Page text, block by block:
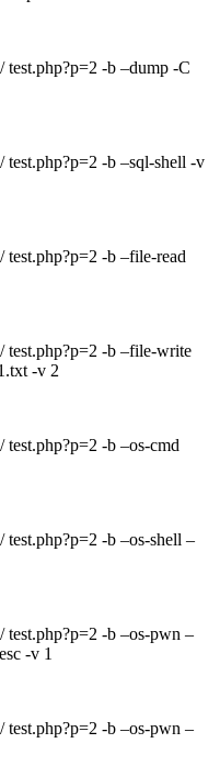
-b –dump -C
-b –sql-shell -v
-b –file-read
test.php?p=2 -b –file-write
-v 2
-b –os-cmd
-b –os-shell –
-b –os-pwn –
-v 1
-b –os-pwn –